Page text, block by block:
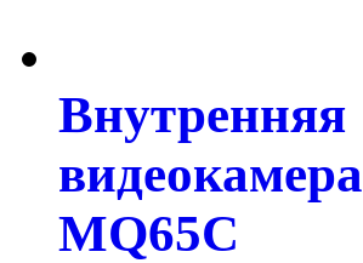
Внутренняя
видеокамера
MQ65C